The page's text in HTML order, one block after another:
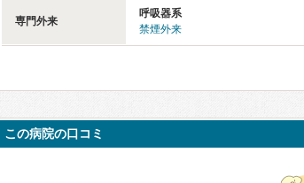
専門外来
呼吸器系
禁煙外来
この病院の口コミ